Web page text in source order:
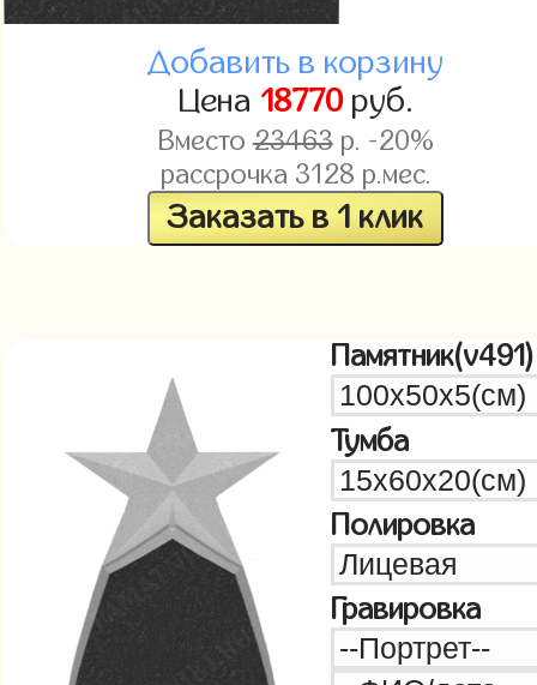
Добавить в корзину
Цена 18770руб.
Вместо23463р. -20%
рассрочка 3128 р.мес.
Заказать в 1 клик
Памятник(v491)
Тумба
Полировка
Гравировка